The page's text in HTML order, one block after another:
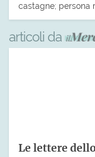
castagne; persona
articoli da
Le lettere